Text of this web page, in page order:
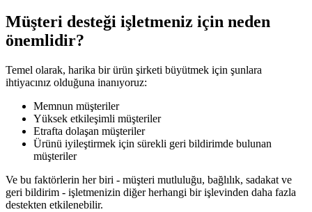
Müşteri desteği işletmeniz için neden
önemlidir?
Temel olarak, harika bir ürün şirketi büyütmek için şunlara
ihtiyacınız olduğuna inanıyoruz:
Memnun müşteriler
Yüksek etkileşimli müşteriler
Etrafta dolaşan müşteriler
Ürünü iyileştirmek için sürekli geri bildirimde bulunan
müşteriler
Ve bu faktörlerin her biri - müşteri mutluluğu, bağlılık, sadakat ve
geri bildirim - işletmenizin diğer herhangi bir işlevinden daha fazla
destekten etkilenebilir.